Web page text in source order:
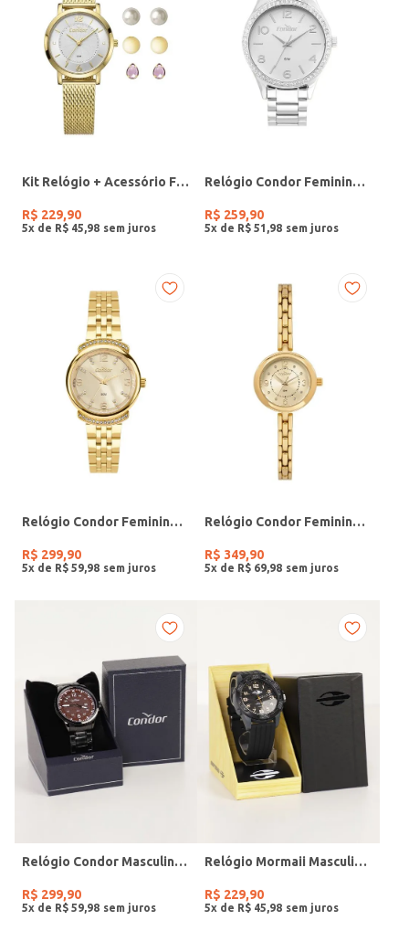
Kit Relógio + Acessório Feminino DOURADO
R$ 229,90
5x de R$ 45 98
Relógio Condor Feminino PRATA
R$ 259,90
5x de R$ 51 98
Relógio Condor Feminino DOURADO
R$ 299,90
5x de R$ 59 98
Relógio Condor Feminino DOURADO
R$ 349,90
5x de R$ 69 98
Relógio Condor Masculino PRETO
R$ 299,90
5x de R$ 59 98
Relógio Mormaii Masculino PRETO
R$ 229,90
5x de R$ 45 98